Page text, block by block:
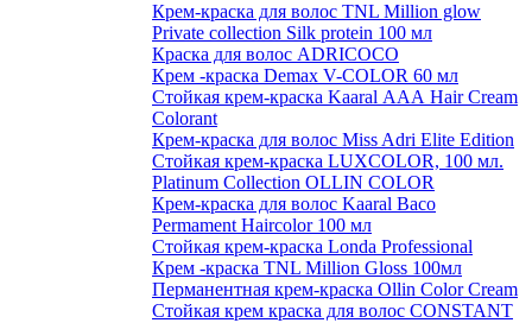
Крем-краска для волос TNL Million glow
Private collection Silk protein 100 мл
Краска для волос ADRICOCO
Крем -краска Demax V-COLOR 60 мл
Стойкая крем-краска Kaaral ААА Hair Cream
Colorant
Крем-краска для волос Miss Adri Elite Edition
Стойкая крем-краска LUXCOLOR, 100 мл.
Platinum Collection OLLIN COLOR
Крем-краска для волос Kaaral Baco
Permament Haircolor 100 мл
Стойкая крем-краска Londa Professional
Крем -краска TNL Million Gloss 100мл
Перманентная крем-краска Ollin Color Cream
Стойкая крем краска для волос CONSTANT